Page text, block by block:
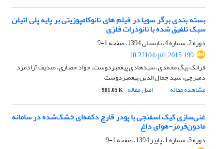
بسته بندی برگر سویا در فیلم های نانوکامپوزیتی بر پایه پلی اتیلن
سبک تلفیق شده با نانوذرات فلزی
دوره 2، شماره 4، تابستان 1394، صفحه
1-9
10.22104/jift.2015.199
فرانک بیگ محمدی، سیدهادی پیغمبردوست، جواد حصاری، صدیف آزادمرد
دمیرچی، سید جمال الدین پیغمبردوست
مشاهده مقاله
اصل مقاله 981.05 K
غنی‌سازی کیک اسفنجی با پودر قارچ دکمه‌ای خشک‌شده در سامانه
مادون‌قرمز-هوای داغ
دوره 3، شماره 1، پاییز 1394، صفحه
1-9